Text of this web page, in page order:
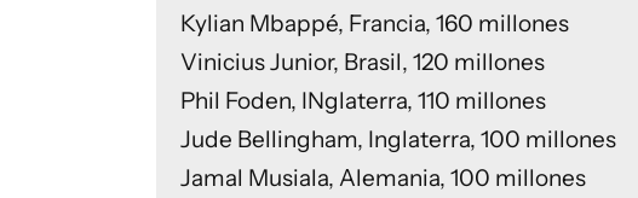
Kylian Mbappé, Francia, 160 millones
Vinicius Junior, Brasil, 120 millones
Phil Foden, INglaterra, 110 millones
Jude Bellingham, Inglaterra, 100 millones
Jamal Musiala, Alemania, 100 millones